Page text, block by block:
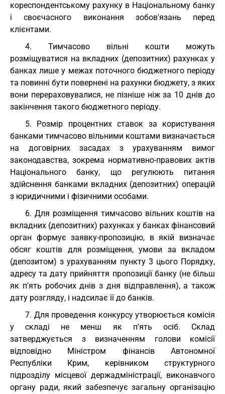
кореспондентському рахунку в Національному банку
і своєчасного виконання зобов'язань перед
клієнтами.
4. Тимчасово вільні кошти можуть
розміщуватися на вкладних (депозитних) рахунках у
банках лише у межах поточного бюджетного періоду
та повинні бути повернені на рахунки бюджету, з яких
вони перераховувалися, не пізніше ніж за 10 днів до
закінчення такого бюджетного періоду.
5. Розмір процентних ставок за користування
банками тимчасово вільними коштами визначається
на договірних засадах з урахуванням вимог
законодавства, зокрема нормативно-правових актів
Національного банку, що регулюють питання
здійснення банками вкладних (депозитних) операцій
з юридичними і фізичними особами.
6. Для розміщення тимчасово вільних коштів на
вкладних (депозитних) рахунках у банках фінансовий
орган формує заявку-пропозицію, в якій визначає
обсяг коштів для розміщення, умови за вкладом
(депозитом) з урахуванням пункту 3 цього Порядку,
адресу та дату прийняття пропозиції банку (не більш
як п'ять робочих днів з дня відправлення), а також
дату розгляду, і надсилає її до банків.
7. Для проведення конкурсу утворюється комісія
у складі не менш як п'ять осіб. Склад
затверджується з визначенням голови комісії
відповідно Міністром фінансів Автономної
Республіки Крим, керівником структурного
підрозділу місцевої держадміністрації, виконавчого
органу ради, який забезпечує загальну організацію